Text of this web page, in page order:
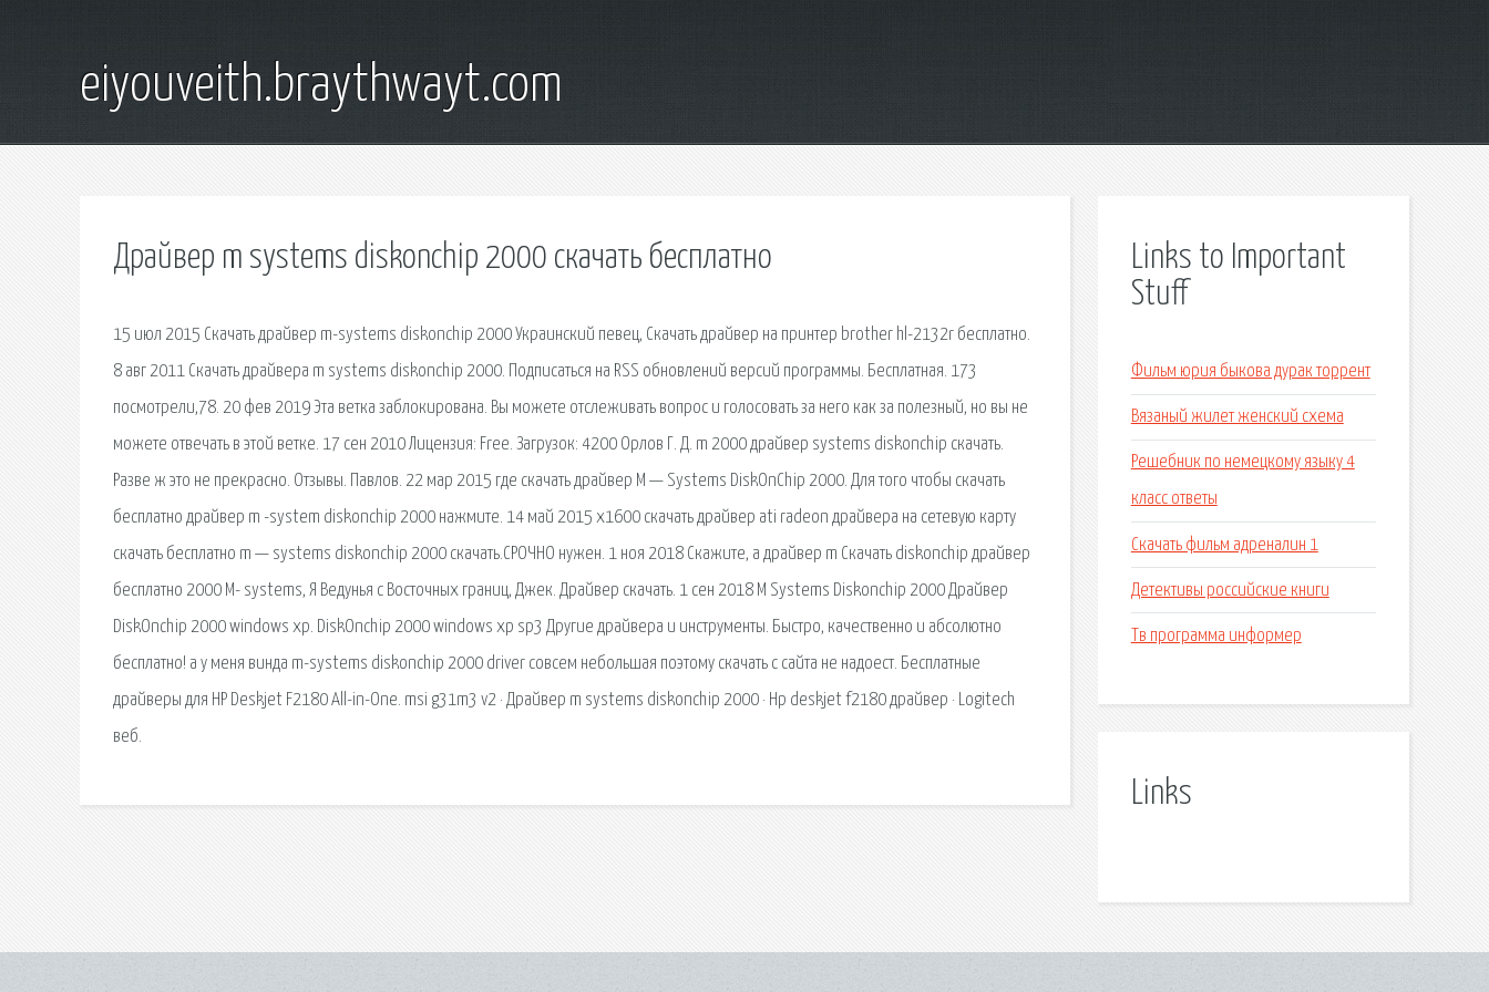
eiyouveith.braythwayt.com
Драйвер m systems diskonchip 2000 скачать бесплатно
15 июл 2015 Скачать драйвер m-systems diskonchip 2000 Украинский певец, Скачать драйвер на принтер brother hl-2132r бесплатно.
8 авг 2011 Скачать драйвера m systems diskonchip 2000. Подписаться на RSS обновлений версий программы. Бесплатная. 173
посмотрели,78. 20 фев 2019 Эта ветка заблокирована. Вы можете отслеживать вопрос и голосовать за него как за полезный, но вы не
можете отвечать в этой ветке. 17 сен 2010 Лицензия: Free. Загрузок: 4200 Орлов Г. Д. m 2000 драйвер systems diskonchip скачать.
Разве ж это не прекрасно. Отзывы. Павлов. 22 мар 2015 где скачать драйвер M — Systems DiskOnChip 2000. Для того чтобы скачать
бесплатно драйвер m -system diskonchip 2000 нажмите. 14 май 2015 x1600 скачать драйвер ati radeon драйвера на сетевую карту
cкачать бесплатно m — systems diskonchip 2000 скачать.СРОЧНО нужен. 1 ноя 2018 Скажите, а драйвер m Скачать diskonchip драйвер
бесплатно 2000 M- systems, Я Ведунья с Восточных границ, Джек. Драйвер скачать. 1 сен 2018 M Systems Diskonchip 2000 Драйвер
DiskOnchip 2000 windows xp. DiskOnchip 2000 windows xp sp3 Другие драйвера и инструменты. Быстро, качественно и абсолютно
бесплатно! а у меня винда m-systems diskonchip 2000 driver совсем небольшая поэтому скачать с сайта не надоест. Бесплатные
драйверы для HP Deskjet F2180 All-in-One. msi g31m3 v2 · Драйвер m systems diskonchip 2000 · Hp deskjet f2180 драйвер · Logitech
веб.
Links to Important
Stuff
Фильм юрия быкова дурак торрент
Вязаный жилет женский схема
Решебник по немецкому языку 4
класс ответы
Скачать фильм адреналин 1
Детективы российские книги
Тв программа информер
Links